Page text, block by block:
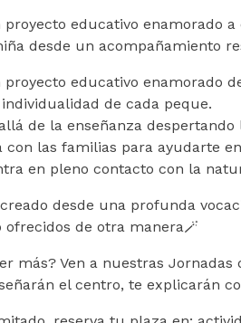
proyecto educativo enamorado
desde un acompañamiento
proyecto educativo enamorado
individualidad de cada peque.
allá de la enseñanza
con las familias para ayudarte
en pleno contacto con la
desde una profunda
ofrecidos de otra manera🪄
más? Ven a nuestras
el centro, te explicarán